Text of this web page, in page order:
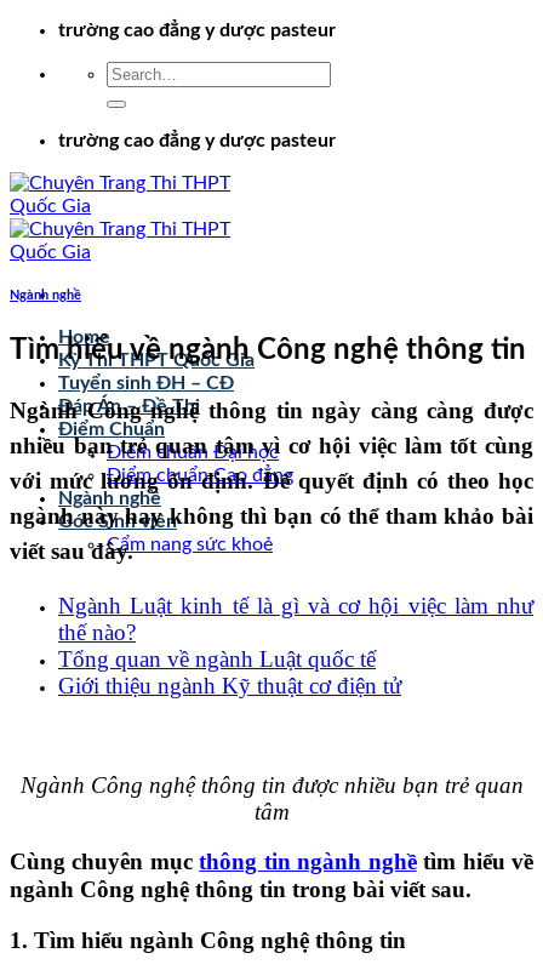
Chuyểntrường cao đẳng y dược pasteur
trường cao đẳng y dược pasteur
Home
Kỳ Thi THPT Quốc Gia
Tuyển sinh ĐH – CĐ
Đáp Án – Đề Thi
Điểm Chuẩn
Điểm chuẩn Đại học
Điểm chuẩn Cao đẳng
Ngành nghề
Góc Sinh viên
Cẩm nang sức khoẻ
Ngành nghề
Tìm hiểu về ngành Công nghệ thông tin
Ngành Công nghệ thông tin ngày càng càng được
nhiều bạn trẻ quan tâm vì cơ hội việc làm tốt cùng
với mức lương ổn định. Để quyết định có theo học
ngành này hay không thì bạn có thể tham khảo bài
viết sau đây.
Ngành Luật kinh tế là gì và cơ hội việc làm như
thế nào?
Tổng quan về ngành Luật quốc tế
Giới thiệu ngành Kỹ thuật cơ điện tử
Ngành Công nghệ thông tin được nhiều bạn trẻ quan
tâm
Cùng chuyên mụcthông tin ngành nghềtìm hiểu về
ngành Công nghệ thông tin trong bài viết sau.
1. Tìm hiểu ngành Công nghệ thông tin